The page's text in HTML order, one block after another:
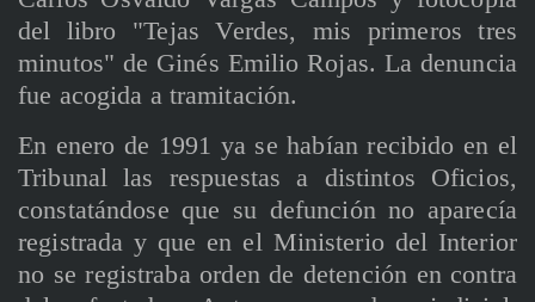
del libro "Tejas Verdes, mis primeros tres
minutos" de Ginés Emilio Rojas. La denuncia
fue acogida a tramitación.
En enero de 1991 ya se habían recibido en el
Tribunal las respuestas a distintos Oficios,
constatándose que su defunción no aparecía
registrada y que en el Ministerio del Interior
no se registraba orden de detención en contra